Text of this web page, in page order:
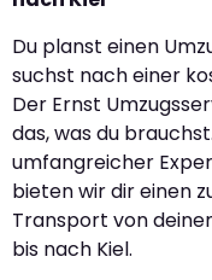
Du planst einen
suchst nach einer
Der Ernst
das, was du
umfangreicher
bieten wir dir einen
Transport von
bis nach Kiel.